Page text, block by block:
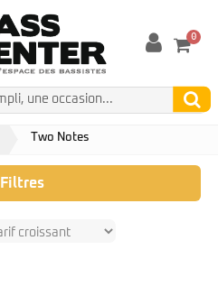
0
Two Notes
Filtres